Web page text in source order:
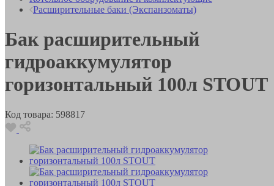
Расширительные баки (Экспанзоматы)
Бак расширительный
гидроаккумулятор
горизонтальный 100л STOUT
Код товара: 598817